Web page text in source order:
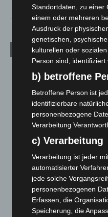
Aktuelle Beiträge
Werke im Jacques’ Wein-
8. August 2026
A2: Zweite Turbobaustelle
und Bothfeld
Waldbrandeinsatz aus
7. August 2026
Hannover: Erste
entdeckt
7. August 2026
Standortdaten, zu einer
einem oder mehreren
Ausdruck der
genetischen,
kulturellen oder
Person sind, identifiziert
b) betroffene
Betroffene Person ist
identifizierbare
personenbezogene
Verarbeitung
c) Verarbeitung
Verarbeitung ist jeder
automatisierter
jede solche
personenbezogenen
Erfassen, die
Speicherung, die